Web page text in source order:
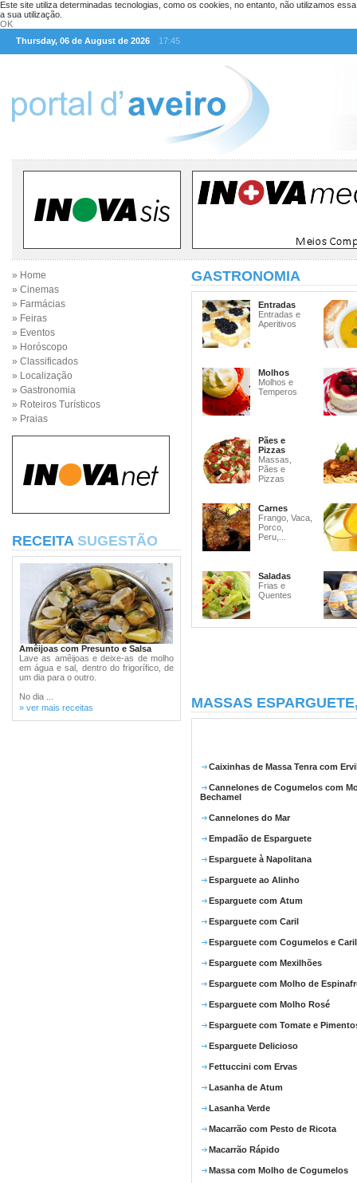
Este site utiliza determinadas tecnologias, como os cookies, no entanto, não utilizamos
a sua utilização.
OK
Thursday, 06 de August de 2026
17:45
» Home
» Cinemas
» Farmácias
» Feiras
» Eventos
» Horóscopo
» Classificados
» Localização
» Gastronomia
» Roteiros Turísticos
» Praias
RECEITA SUGESTÃO
Amêijoas com Presunto e Salsa
Lave as amêijoas e deixe-as de molho
em água e sal, dentro do frigorífico, de
um dia para o outro.
No dia ...
» ver mais receitas
GASTRONOMIA
Entradas
Entradas e
Aperitivos
Molhos
Molhos e
Temperos
Pães e
Pizzas
Massas,
Pães e
Pizzas
Carnes
Frango, Vaca,
Porco,
Peru,...
Saladas
Frias e
Quentes
MASSAS
Caixinhas de Massa Tenra com
Cannelones de Cogumelos com
Bechamel
Cannelones do Mar
Empadão de Esparguete
Esparguete à Napolitana
Esparguete ao Alinho
Esparguete com Atum
Esparguete com Caril
Esparguete com Cogumelos e Caril
Esparguete com Mexilhões
Esparguete com Molho de
Esparguete com Molho Rosé
Esparguete com Tomate e
Esparguete Delicioso
Fettuccini com Ervas
Lasanha de Atum
Lasanha Verde
Macarrão com Pesto de Ricota
Macarrão Rápido
Massa com Molho de Cogumelos